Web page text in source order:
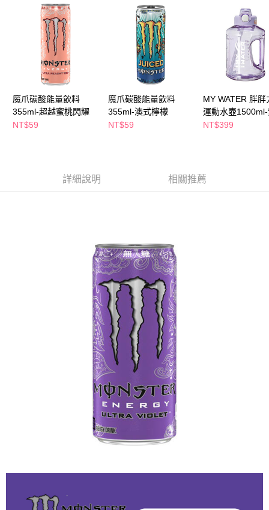
【關於「AFTEE先享後付」】
AFTEE先享後付是「在收到商品之後才付款」的支付方式。 讓您購物簡單
便利好安心！
１．簡單：不需註冊會員、不需綁卡、不需儲值。
２．便利：只要手機號碼，簡訊認證，即可結帳。
３．安心：先確認商品／服務後，再付款。
【「AFTEE先享後付」結帳流程】
結帳頁面，進行簡訊認證並確認金額後，即可完成結帳。
２．訂單成立數日內，您將收到繳費通知簡訊。
３．收到繳費通知簡訊後14天內，點擊此簡訊中的連結，可透過四大超商／
※ 交易是否成功請以「AFTEE先享後付 」之結帳頁面顯示為準，若有關於
易，需依本服務之必要範圍內提供個人資料，並將交易相關給付款項請求債
權轉讓予恩沛科技股份有限公司。
２．關於個人資料處理事宜，請瀏覽以下網址：
https://aftee.tw/terms/#terms3
３．未成年的使用者請事先徵得法定代理人或監護人之同意方可使用
「AFTEE先享後付」，若未經同意申辦者引起之損失，本公司不負相關責
４．使用「AFTEE先享後付」時，將依據個別帳號之用戶狀況，依本公司即
時審查核予不同之上限額度；若仍有額度不足之情形，本公司將視審查結果
請求用戶進行身份認證。
５．嚴禁一人註冊多個帳號或使用他人資訊註冊。若發現惡意使用之情形，
恩沛科技股份有限公司將有權停止該用戶之使用額度並採取法律行動。
運送方式
全家取貨付款
每筆NT$65，滿NT$390(含以上)免運費
付款後全家取貨
每筆NT$65，滿NT$390(含以上)免運費
付款後萊爾富取貨
每筆NT$65，滿NT$490(含以上)免運費
每筆NT$100，滿NT$790(含以上)免運費
付款後寶雅門市自取(由倉庫統一出貨)
每筆NT$80，滿NT$290(含以上)免運費
魔爪碳酸能量飲料
355ml-超越蜜桃閃耀
NT$59
魔爪碳酸能量飲料
355ml-澳式檸檬
NT$59
MY WATER 胖胖
運動水壺
NT$399
詳細說明 相關推薦